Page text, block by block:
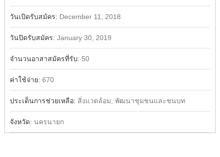
วันเปิดรับสมัคร: December 11, 2018
วันปิดรับสมัคร: January 30, 2019
จำนวนอาสาสมัครที่รับ: 50
ค่าใช้จ่าย: 670
ประเด็นการช่วยเหลือ: สิ่งแวดล้อม, พัฒนาชุมชนและชนบท
จังหวัด: นครนายก